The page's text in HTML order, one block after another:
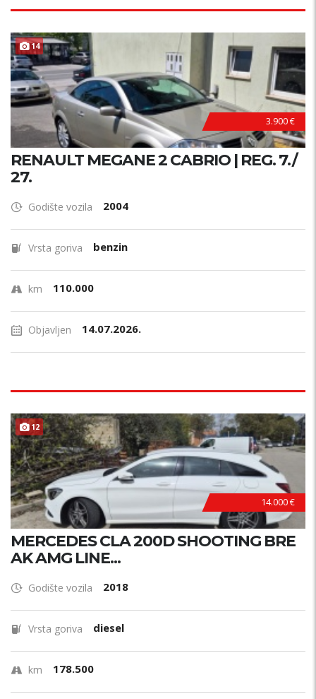
14
3.900 €
RENAULT MEGANE 2 CABRIO | REG. 7./
27.
Godište vozila 2004
Vrsta goriva benzin
km 110.000
Objavljen 14.07.2026.
12
14.000 €
MERCEDES CLA 200D SHOOTING BRE
AK AMG LINE...
Godište vozila 2018
Vrsta goriva diesel
km 178.500